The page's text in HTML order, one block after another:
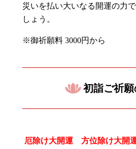
災いを払い大いなる開運の力
しょう。
※御祈願料 3000円から
初詣ご祈
厄除け大開運 方位除け大